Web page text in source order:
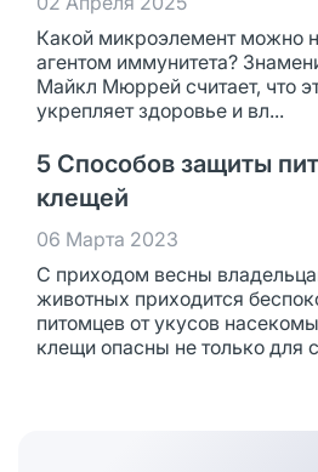
Какой микроэлемент можно
агентом иммунитета?
Майкл Мюррей считает, что
укрепляет здоровье и вл...
5 Способов защиты
клещей
06 Марта 2023
С приходом весны
животных приходится
питомцев от укусов
клещи опасны не только для